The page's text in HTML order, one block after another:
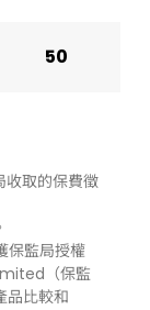
50
收取的保費徵
保監局授權
（保監
品比較和